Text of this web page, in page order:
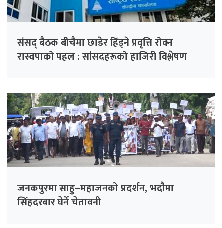
संसद् बैठक बीचैमा छाडेर हिँड्ने प्रवृत्ति रोक्न
रास्वपाको पहल : सांसदहरूको हाजिरी विश्लेषण
जनकपुरमा साहु–महाजनको प्रदर्शन, भदौमा
सिंहदरबार घेर्ने चेतावनी